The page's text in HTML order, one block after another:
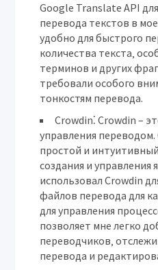
Google Translate API
перевода текстов в
удобно для быстрого
количества текста‚
терминов и других
требовали особого
тонкостям перевода.
Crowdin⁚ Crowdin –
управления
простой и
создания и
использовал Crowdin
файлов перевода для
для управления
позволяет мне легко
переводчиков‚
перевода и